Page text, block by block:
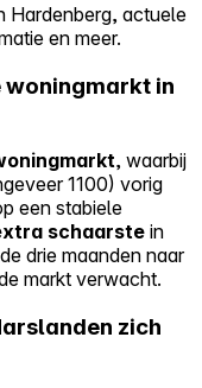
Hardenberg, actuele
en meer.
woningmarkt in
, waarbij
1100) vorig
een stabiele
schaarste in
drie maanden naar
markt verwacht.
zich